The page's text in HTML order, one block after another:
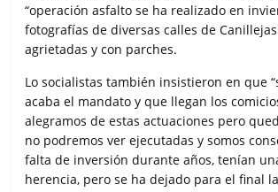
“operación asfalto se ha realizado en
fotografías de diversas calles de
agrietadas y con parches.
Lo socialistas también insistieron en que
acaba el mandato y que llegan los
alegramos de estas actuaciones pero
no podremos ver ejecutadas y somos
falta de inversión durante años, tenían
herencia, pero se ha dejado para el final